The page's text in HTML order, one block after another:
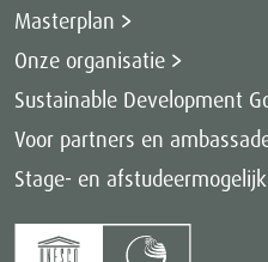
Masterplan
Onze organisatie
Sustainable Development
Voor partners en
Stage- en